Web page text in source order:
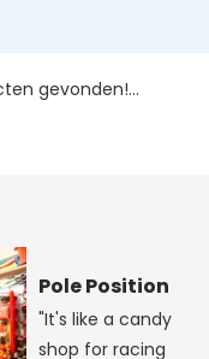
gevonden!...
Pole Position
"It's like a candy
shop for racing